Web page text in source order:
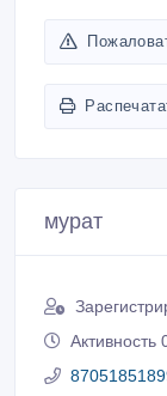
мурат
Активность